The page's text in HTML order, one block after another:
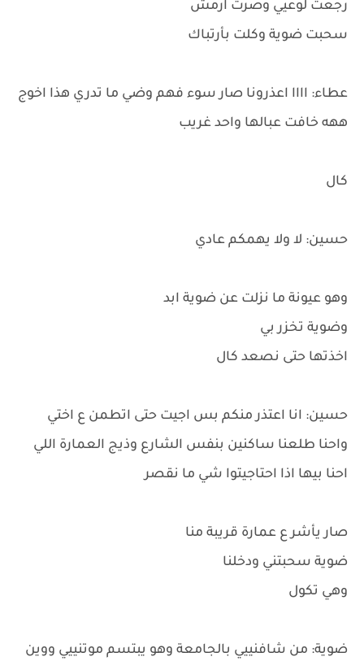
رجعت لوعيي وصرت ارمش
سحبت ضوية وكلت بأرتباك
عطاء: اااا اعذرونا صار سوء فهم وضي ما تدري هذا اخوج
ههه خافت عبالها واحد غريب
كال
حسين: لا ولا يهمكم عادي
وهو عيونة ما نزلت عن ضوية ابد
وضوية تخزر بي
اخذتها حتى نصعد كال
حسين: انا اعتذر منكم بس اجيت حتى اتطمن ع اختي
واحنا طلعنا ساكنين بنفس الشارع وذيج العمارة اللي
احنا بيها اذا احتاجيتوا شي ما نقصر
صار يأشر ع عمارة قريبة منا
ضوية سحبتني ودخلنا
وهي تكول
ضوية: من شافنييي بالجامعة وهو يبتسم موتنييي ووين